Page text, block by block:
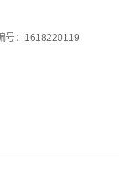
号：1618220119